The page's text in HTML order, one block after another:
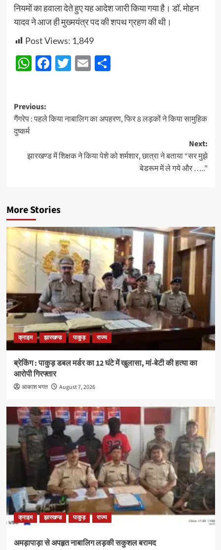
नियमों का हवाला देते हुए यह आदेश जारी किया गया है। डॉ. मोहन
यादव ने आज ही मुख्मयंत्र पद की शपथ ग्रहण की थी।
Post Views: 1,849
WhatsApp
Facebook
Twitter
EmailShare
Post
navigation
Previous:
गैंगरेप : पहले किया नाबालिग का अपहरण, फिर 8 लड़कों ने किया सामुहिक
दुष्कर्म
Next:
झारखण्ड में शिक्षक ने किया पेशे को शर्मशार, छात्रा ने बताया “सर मुझे
बेडरूम में ले गये और …..”
More Stories
क्राइम झारखण्ड पाकुड़ राज्य
ब्रेकिंग : पाकुड़ डबल मर्डर का 12 घंटे में खुलासा, मां-बेटी की हत्या का
आरोपी गिरफ्तार
आकाश भगत August 7, 2026
क्राइम झारखण्ड पाकुड़ राज्य
अमड़ापाड़ा से अपहृत नाबालिग लड़की सकुशल बरामद